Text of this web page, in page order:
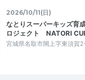
2026/10/11(日)
なとりスーパーキッズ育
ロジェクト NATORI
宮城県名取市閖上字東須賀